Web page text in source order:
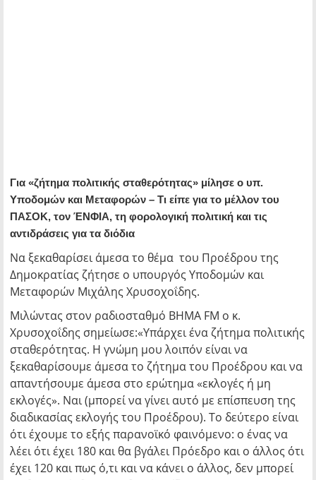
Για «ζήτημα πολιτικής σταθερότητας» μίλησε ο υπ.
Υποδομών και Μεταφορών – Τι είπε για το μέλλον του
ΠΑΣΟΚ, τον ΈΝΦΙΑ, τη φορολογική πολιτική και τις
αντιδράσεις για τα διόδια
Nα ξεκαθαρίσει άμεσα το θέμα του Προέδρου της
Δημοκρατίας ζήτησε ο υπουργός Υποδομών και
Μεταφορών Μιχάλης Χρυσοχοΐδης.
Μιλώντας στον ραδιοσταθμό ΒΗΜΑ FM ο κ.
Χρυσοχοΐδης σημείωσε:«Υπάρχει ένα ζήτημα πολιτικής
σταθερότητας. Η γνώμη μου λοιπόν είναι να
ξεκαθαρίσουμε άμεσα το ζήτημα του Προέδρου και να
απαντήσουμε άμεσα στο ερώτημα «εκλογές ή μη
εκλογές». Ναι (μπορεί να γίνει αυτό με επίσπευση της
διαδικασίας εκλογής του Προέδρου). Το δεύτερο είναι
ότι έχουμε το εξής παρανοϊκό φαινόμενο: ο ένας να
λέει ότι έχει 180 και θα βγάλει Πρόεδρο και ο άλλος ότι
έχει 120 και πως ό,τι και να κάνει ο άλλος, δεν μπορεί